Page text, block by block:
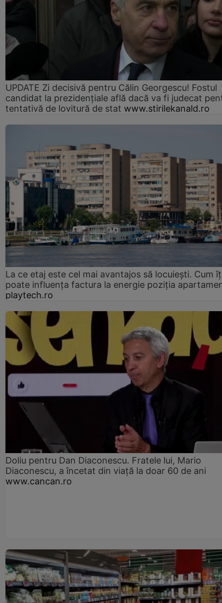
UPDATE Zi decisivă pentru Călin Georgescu! Fostul
candidat la prezidențiale află dacă va fi judecat
tentativă de lovitură de stat www.stirilekanald.ro
La ce etaj este cel mai avantajos să locuiești. Cum
poate influența factura la energie poziția
playtech.ro
Doliu pentru Dan Diaconescu. Fratele lui, Mario
Diaconescu, a încetat din viață la doar 60 de ani
www.cancan.ro